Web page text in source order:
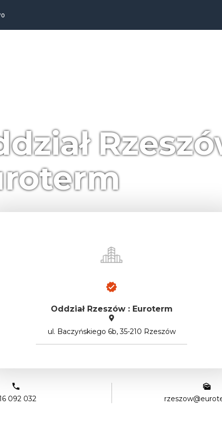
Oddział Rzeszów : Euroterm
ul. Baczyńskiego 6b, 35-210 Rzeszów
092 032